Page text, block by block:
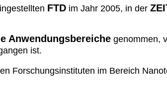
FTD im Jahr 2005, in der
Anwendungsbereiche genommen,
ist.
Forschungsinstituten im Bereich